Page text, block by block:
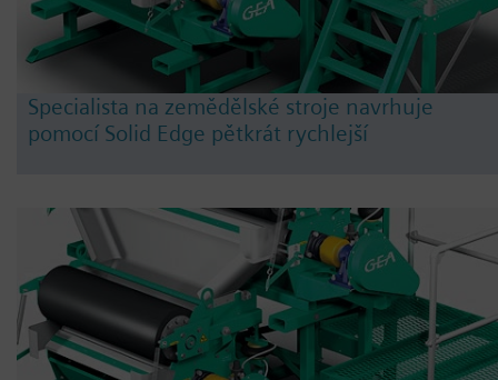
Specialista na zemědělské stroje navrhuje
pomocí Solid Edge pětkrát rychlejší